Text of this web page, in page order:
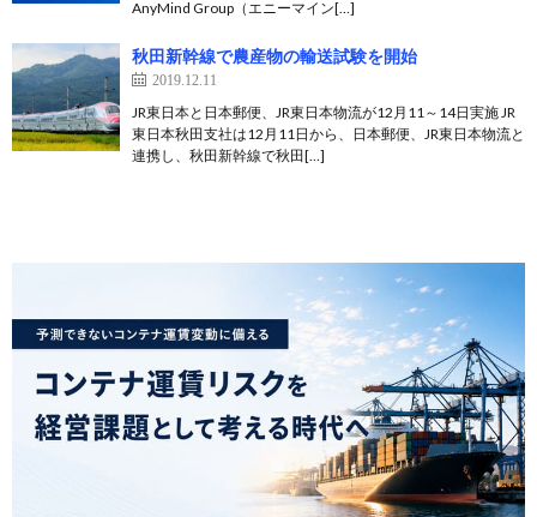
AnyMind Group（エニーマイン[…]
秋田新幹線で農産物の輸送試験を開始
2019.12.11
JR東日本と日本郵便、JR東日本物流が12月11～14日実施 JR
東日本秋田支社は12月11日から、日本郵便、JR東日本物流と
連携し、秋田新幹線で秋田[…]